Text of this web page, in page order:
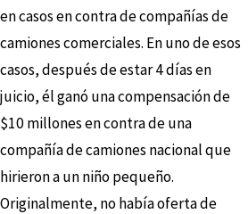
en casos en contra de compañías de
camiones comerciales. En uno de esos
casos, después de estar 4 días en
juicio, él ganó una compensación de
$10 millones en contra de una
compañía de camiones nacional que
hirieron a un niño pequeño.
Originalmente, no había oferta de